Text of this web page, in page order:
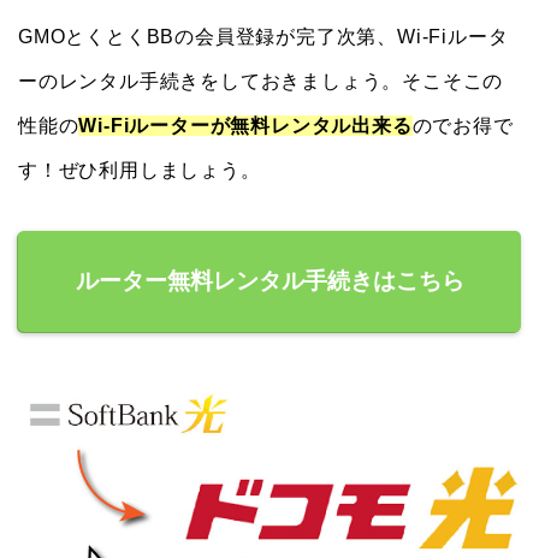
GMOとくとくBBの会員登録が完了次第、Wi-Fiルータ
ーのレンタル手続きをしておきましょう。そこそこの
性能のWi-Fiルーターが無料レンタル出来るのでお得で
す！ぜひ利用しましょう。
ルーター無料レンタル手続きはこちら